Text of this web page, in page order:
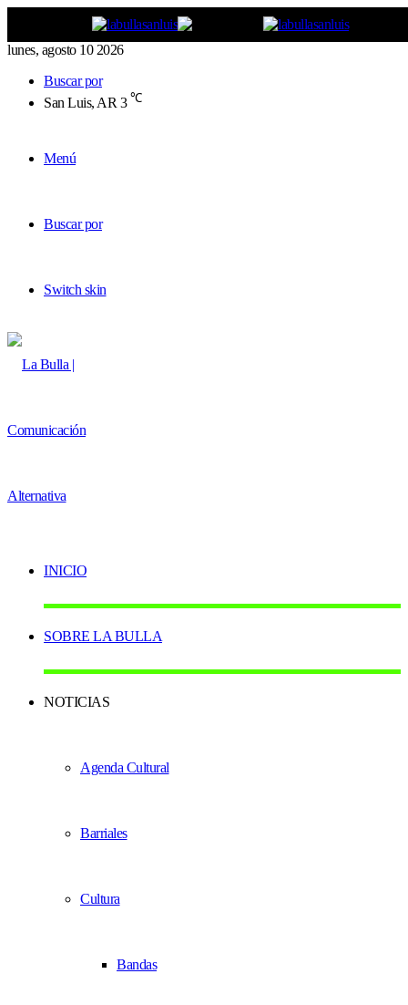
lunes, agosto 10 2026
Buscar por
San Luis, AR 3 ℃
Menú
Buscar por
Switch skin
INICIO
SOBRE LA BULLA
NOTICIAS
Agenda Cultural
Barriales
Cultura
Bandas